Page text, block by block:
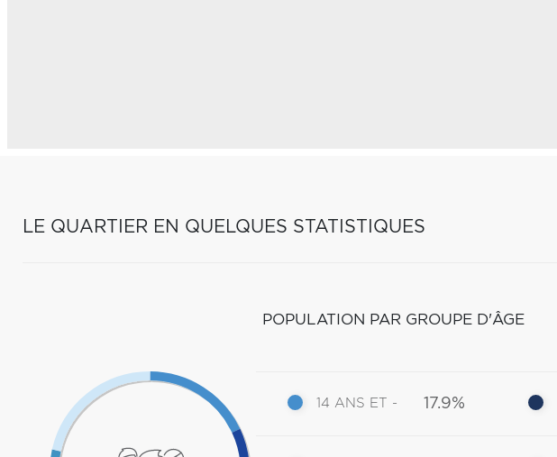
LE QUARTIER EN QUELQUES STATISTIQUES
POPULATION PAR GROUPE D'ÂGE
14 ANS ET - 17.9%